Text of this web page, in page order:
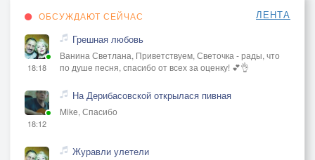
ОБСУЖДАЮТ СЕЙЧАС ЛЕНТА
18:18
Грешная любовь
Ванина Светлана, Приветствуем, Светочка - рады, что
по душе песня, спасибо от всех за оценку! 💕👌
18:12
На Дерибасовской открылася пивная
Mike, Спасибо
Журавли улетели